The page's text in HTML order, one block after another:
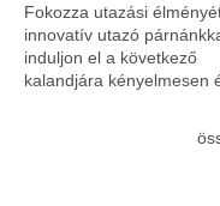
Fokozza utazási
innovatív utazó
induljon el a következő
kalandjára kényelmesen